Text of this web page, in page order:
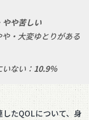
やや苦しい
・大変ゆとりがある
ない： 10.9％
たQOLについて、身